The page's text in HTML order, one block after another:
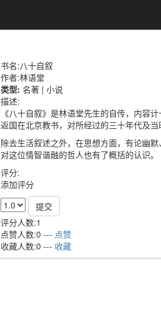
书名:八十自叙
作者:林语堂
类型: 名著 | 小说
描述:
《八十自叙》是林语堂先生的自传，内容
返国在北京教书，对所经过的三十年代及
除去生活叙述之外，在思想方面，有论幽
对这位情智谐融的哲人也有了概括的认识。
评分:
添加评分
提交
评分人数:1
点赞人数:0 --- 点赞
收藏人数:0 --- 收藏